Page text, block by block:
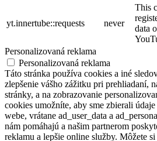
yt.innertube::requests never
This
data
Personalizovaná reklama
Personalizovaná reklama
Táto stránka používa cookies a iné
zlepšenie vášho zážitku pri prehliadaní,
stránky, a na zobrazovanie
cookies umožníte, aby sme zbierali
webe, vrátane ad_user_data a
nám pomáhajú a našim partnerom
reklamu a lepšie online služby. Môžete